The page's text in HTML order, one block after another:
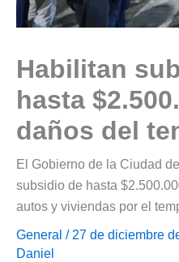
Habilitan
hasta
daños del
El Gobierno de la Ciudad
subsidio de hasta
autos y viviendas por el
General / 27 de diciembre
Daniel